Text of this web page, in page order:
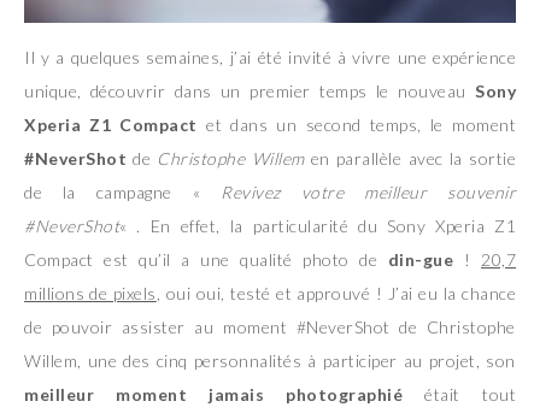
Il y a quelques semaines, j’ai été invité à vivre une expérience
unique, découvrir dans un premier temps le nouveau Sony
Xperia Z1 Compact et dans un second temps, le moment
#NeverShot de Christophe Willemen parallèle avec la sortie
de la campagne «
Revivez votre meilleur souvenir
#NeverShot« . En effet, la particularité du Sony Xperia Z1
Compact est qu’il a une qualité photo de din-gue ! 20,7
millions de pixels , oui oui, testé et approuvé ! J’ai eu la chance
de pouvoir assister au moment #NeverShot de Christophe
Willem, une des cinq personnalités à participer au projet, son
meilleur moment jamais photographié était tout